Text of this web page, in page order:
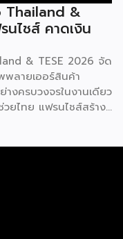
Thailand &
ไชส์ คาดเงิน
& TESE 2026 จัด
ลายเออร์สินค้า
งครบวงจรในงานเดียว
ยไทย แฟรนไชส์สร้าง
จรจาจับคู่ธุรกิจทั้งใน
วันที่ 6-9 สิงหาคมนี้ ที่